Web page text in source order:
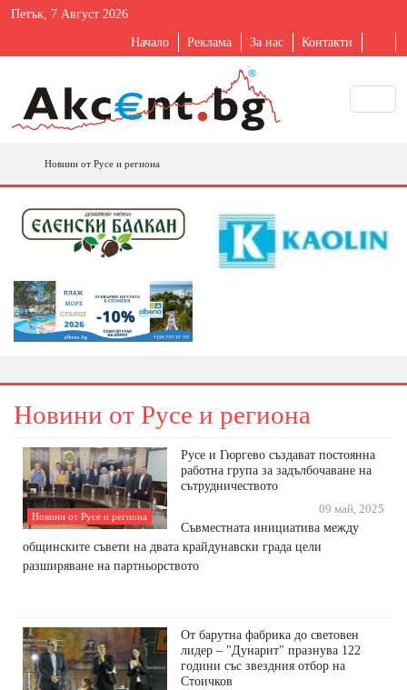
Петък, 7 Август 2026
Начало Реклама За нас Контакти
Новини от Русе и региона
Новини от Русе и региона
Новини от Русе и региона
Русе и Гюргево създават постоянна
работна група за задълбочаване на
сътрудничеството
09 май, 2025
Съвместната инициатива между
общинските съвети на двата крайдунавски града цели
разширяване на партньорството
От барутна фабрика до световен
лидер – "Дунарит" празнува 122
години със звездния отбор на
Стоичков